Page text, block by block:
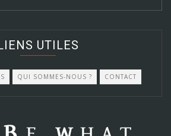
UTILES
QUI SOMMES-NOUS ? CONTACT